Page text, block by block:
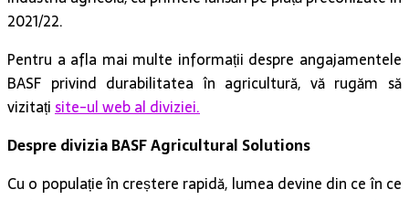
2021/22.
Pentru a afla mai multe informații despre angajamentele
BASF privind durabilitatea în agricultură, vă rugăm să
vizitațisite-ul web al diviziei.
Despre divizia BASF Agricultural Solutions
Cu o populație în creștere rapidă, lumea devine din ce în ce